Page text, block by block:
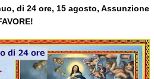
di 24 ore, 15 agosto, Assunzione